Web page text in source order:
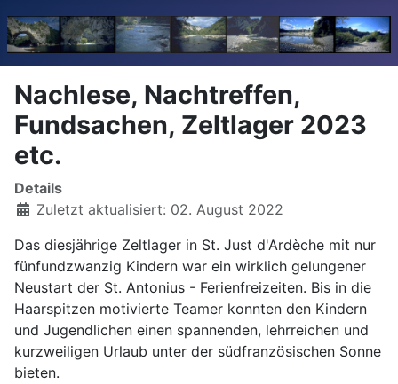
Nachlese, Nachtreffen,
Fundsachen, Zeltlager 2023
etc.
Details
Zuletzt aktualisiert: 02. August 2022
Das diesjährige Zeltlager in St. Just d'Ardèche mit nur
fünfundzwanzig Kindern war ein wirklich gelungener
Neustart der St. Antonius - Ferienfreizeiten. Bis in die
Haarspitzen motivierte Teamer konnten den Kindern
und Jugendlichen einen spannenden, lehrreichen und
kurzweiligen Urlaub unter der südfranzösischen Sonne
bieten.